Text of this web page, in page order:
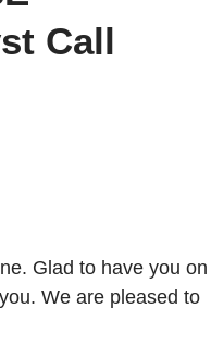
Call
Glad to have you
We are pleased to